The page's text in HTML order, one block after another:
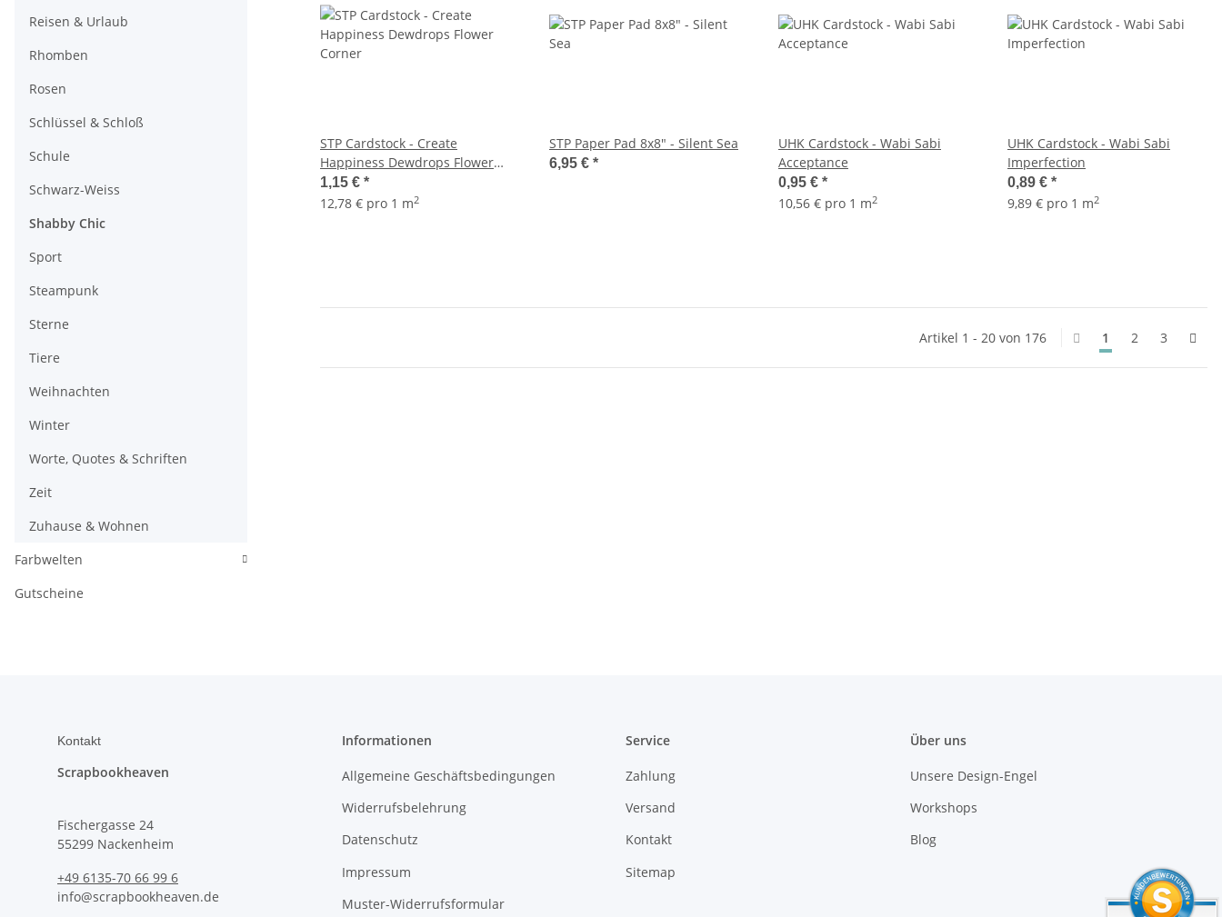
STP Cardstock - Create
Happiness Dewdrops Flower
Corner
1,15 € *
12,78 € pro 1 m2
STP Paper Pad 8x8" - Silent Sea
6,95 € *
UHK Cardstock - Wabi Sabi
Acceptance
0,95 € *
10,56 € pro 1 m2
UHK Cardstock - Wabi Sabi
Imperfection
0,89 € *
9,89 € pro 1 m2
Artikel 1 - 20 von 176 1 2 3
Reisen & Urlaub
Rhomben
Rosen
Schlüssel & Schloß
Schule
Schwarz-Weiss
Shabby Chic
Sport
Steampunk
Sterne
Tiere
Weihnachten
Winter
Worte, Quotes & Schriften
Zeit
Zuhause & Wohnen
Farbwelten
Gutscheine
Kontakt
Scrapbookheaven
Fischergasse 24
55299 Nackenheim
+49 6135-70 66 99 6
info@scrapbookheaven.de
Informationen
Allgemeine Geschäftsbedingungen
Widerrufsbelehrung
Datenschutz
Impressum
Muster-Widerrufsformular
Service
Zahlung
Versand
Kontakt
Sitemap
Über uns
Unsere Design-Engel
Workshops
Blog